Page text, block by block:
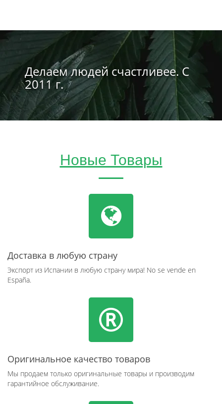
Делаем людей счастливее. С
2011 г.
Новые Товары
Доставка в любую страну
Экспорт из Испании в любую страну мира! No se vende en
España.
Оригинальное качество товаров
Мы продаем только оригинальные товары и производим
гарантийное обслуживание.